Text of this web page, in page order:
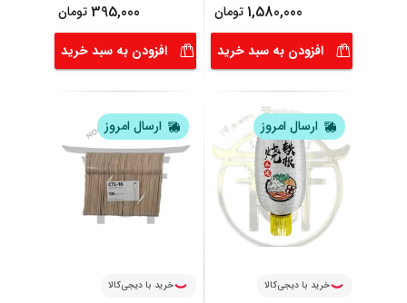
1,580,000 تومان
افزودن به سبد خرید
395,000تومان
افزودن به سبد خرید
ارسال امروز
خرید با دیجی‌کالا
ارسال امروز
خرید با دیجی‌کالا